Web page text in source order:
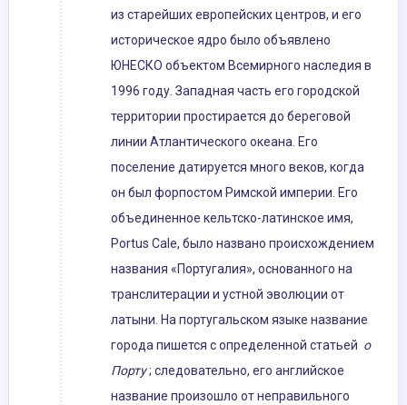
из старейших европейских центров, и его
историческое ядро ​​было объявлено
ЮНЕСКО объектом Всемирного наследия в
1996 году. Западная часть его городской
территории простирается до береговой
линии Атлантического океана. Его
поселение датируется много веков, когда
он был форпостом Римской империи. Его
объединенное кельтско-латинское имя,
Portus Cale, было названо происхождением
названия «Португалия», основанного на
транслитерации и устной эволюции от
латыни. На португальском языке название
города пишется с определенной статьей о
Порту; следовательно, его английское
название произошло от неправильного